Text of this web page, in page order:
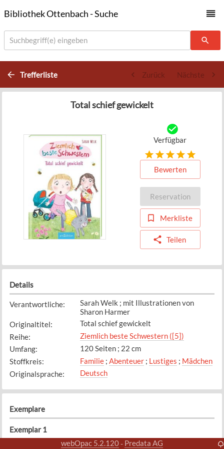
Bibliothek Ottenbach - Suche
Suchbegriff(e) eingeben
Trefferliste Zurück Nächste
Total schief gewickelt
Verfügbar
Bewerten
Reservation
Merkliste
Teilen
Details
Verantwortliche:
Sarah Welk ; mit Illustrationen von
Sharon Harmer
Originaltitel:
Total schief gewickelt
Reihe:
Ziemlich beste Schwestern ([5])
Umfang:
120 Seiten ; 22 cm
Stoffkreis: Familie; Abenteuer; Lustiges ; Mädchen
Originalsprache: Deutsch
Exemplare
Exemplar 1
Bibliothek
webOpac 5.2.120- Predata AG